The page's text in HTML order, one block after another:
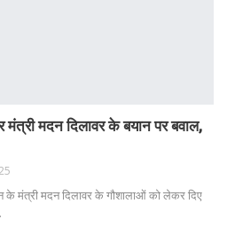
मदन दिलावर के बयान पर बवाल,
मंत्री मदन दिलावर के गौशालाओं को लेकर दिए